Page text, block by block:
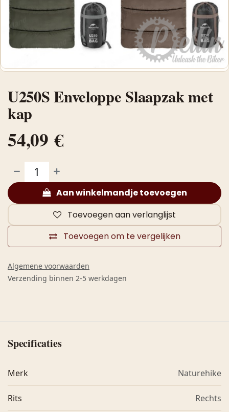
U250S Enveloppe Slaapzak met
kap
54,09 €
Aan winkelmandje toevoegen
Toevoegen om te vergelijken
Toevoegen aan verlanglijst
Algemene voorwaarden
Verzending binnen 2-5 werkdagen
Specificaties
Merk Naturehike
Rits Rechts